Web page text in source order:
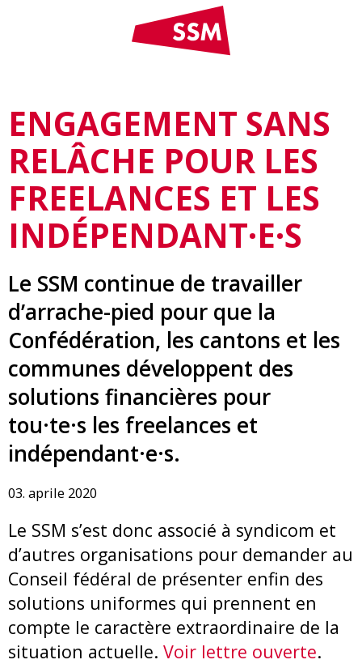
ENGAGEMENT SANS
RELÂCHE POUR LES
FREELANCES ET LES
INDÉPENDANT·E·S
Le SSM continue de travailler
d’arrache-pied pour que la
Confédération, les cantons et les
communes développent des
solutions financières pour
tou·te·s les freelances et
indépendant·e·s.
03. aprile 2020
Le SSM s’est donc associé à syndicom et
d’autres organisations pour demander au
Conseil fédéral de présenter enfin des
solutions uniformes qui prennent en
compte le caractère extraordinaire de la
situation actuelle. Voir lettre ouverte.